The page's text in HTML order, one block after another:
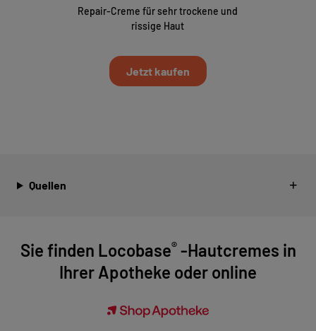
Repair-Creme für sehr trockene und
rissige Haut
Jetzt kaufen
Quellen
Sie finden Locobase®-Hautcremes in
Ihrer Apotheke oder online